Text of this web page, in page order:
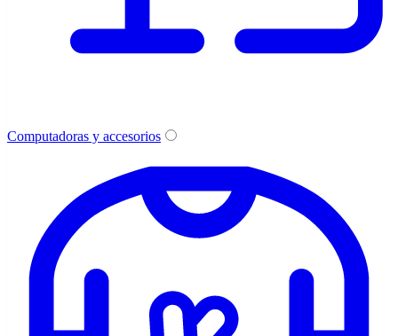
Computadoras y accesorios